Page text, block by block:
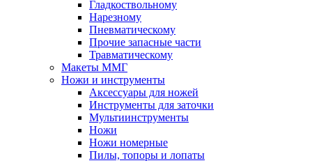
Гладкоствольному
Нарезному
Пневматическому
Прочие запасные части
Травматическому
Макеты ММГ
Ножи и инструменты
Аксессуары для ножей
Инструменты для заточки
Мультиинструменты
Ножи
Ножи номерные
Пилы, топоры и лопаты